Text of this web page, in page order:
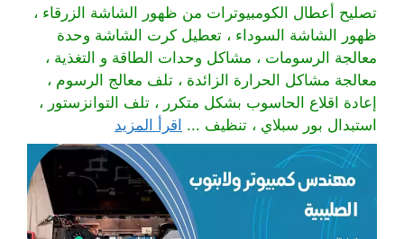
تصليح أعطال الكومبيوترات من ظهور الشاشة الزرقاء ،
ظهور الشاشة السوداء ، تعطيل كرت الشاشة وحدة
معالجة الرسومات ، مشاكل وحدات الطاقة و التغذية ،
معالجة مشاكل الحرارة الزائدة ، تلف معالج الرسوم ،
إعادة اقلاع الحاسوب بشكل متكرر ، تلف التوانزستور ،
استبدال بور سبلاي ، تنظيف ... اقرأ المزيد